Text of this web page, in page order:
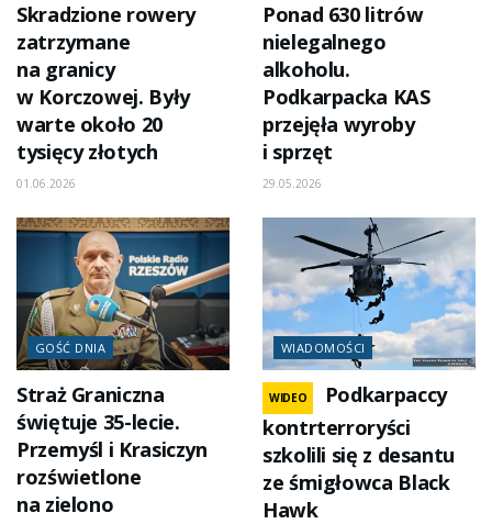
Skradzione rowery
zatrzymane
na granicy
w Korczowej. Były
warte około 20
tysięcy złotych
01.06.2026
Ponad 630 litrów
nielegalnego
alkoholu.
Podkarpacka KAS
przejęła wyroby
i sprzęt
29.05.2026
GOŚĆ DNIA
Straż Graniczna
świętuje 35-lecie.
Przemyśl i Krasiczyn
rozświetlone
na zielono
WIADOMOŚCI
WIDEO
Podkarpaccy
kontrterroryści
szkolili się z desantu
ze śmigłowca Black
Hawk